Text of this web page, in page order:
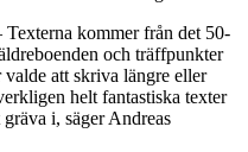
Texterna kommer från det 50-
och träffpunkter
att skriva längre eller
helt fantastiska texter
i, säger Andreas